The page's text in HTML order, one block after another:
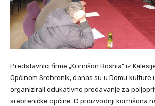
Predstavnici firme „Kornišon Bosnia“ iz
Općinom Srebrenik, danas su u Domu kulture
organizirali edukativno predavanje za
srebreničke općine. O proizvodnji kornišona